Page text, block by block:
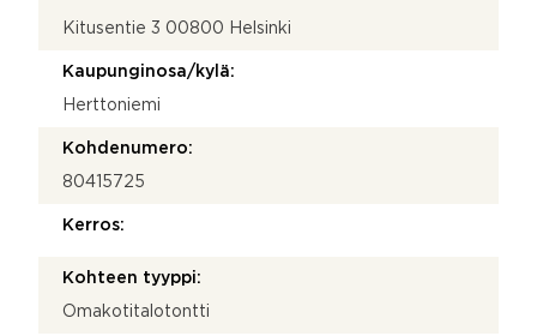
Kitusentie 3 00800 Helsinki
Kaupunginosa/kylä:
Herttoniemi
Kohdenumero:
80415725
Kerros:
Kohteen tyyppi:
Omakotitalotontti